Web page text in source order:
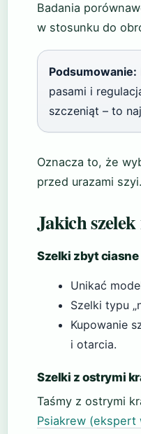
Badania
w stosunku do
Podsumowanie:
pasami i
szczeniąt – to
Oznacza to, że
przed urazami szyi.
Jakich
Szelki zbyt ciasne
Unikać
Szelki typu
Kupowanie
i otarcia.
Szelki z ostrymi
Taśmy z ostrymi
Psiakrew (ekspert